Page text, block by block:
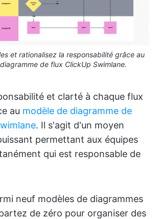
et rationalisez la responsabilité grâce au
de flux ClickUp Swimlane.
et clarté à chaque flux
au modèle de diagramme de
. Il s'agit d'un moyen
permettant aux équipes
qui est responsable de
neuf modèles de diagrammes
de zéro pour organiser des